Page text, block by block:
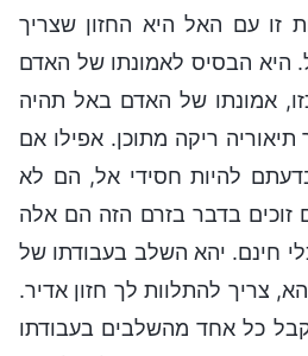
זו עם האל היא החזון שצריך
היא הבסיס לאמונתו של האדם
אמונתו של האדם באל תהיה
ריקה מתוכן. אפילו אם
להיות חסידי אל, הם לא
זוכים בדבר בזרם הזה הם אלה
חינם. יהא השלב בעבודתו של
צריך להתלוות לך חזון אדיר.
כל אחד מהשלבים בעבודתו